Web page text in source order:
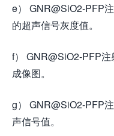
e） GNR@SiO2-PFP
的超声信号灰度值。
f） GNR@SiO2-PFP
成像图。
g） GNR@SiO2-PFP
声信号值。